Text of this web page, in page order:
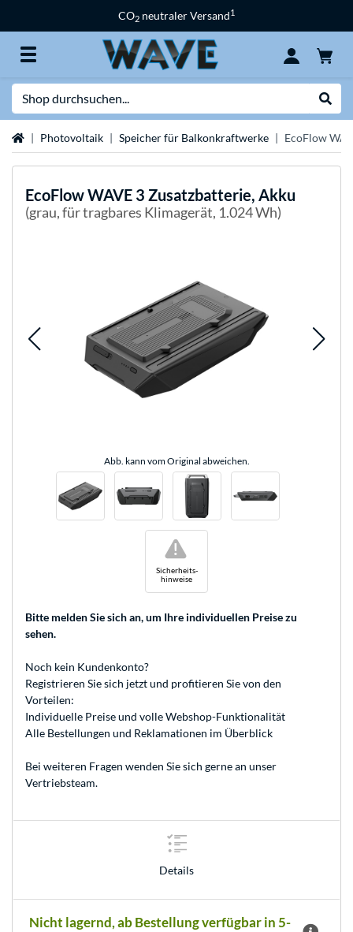
CO2 neutraler Versand1
StartseitePhotovoltaik Speicher für Balkonkraftwerke EcoFlow
EcoFlowWAVE 3 Zusatzbatterie, Akku
(grau, für tragbares Klimagerät, 1.024 Wh)
Abb. kann vom Original abweichen.
Sicherheits-
hinweise
!
Bitte melden Sie sich an, um Ihre individuellen Preise zu
sehen.
Noch kein Kundenkonto?
Registrieren Sie sich jetzt und profitieren Sie von den
Vorteilen:
Individuelle Preise und volle Webshop-Funktionalität
Alle Bestellungen und Reklamationen im Überblick
Bei weiteren Fragen wenden Sie sich gerne an unser
Vertriebsteam.
Details
Nicht lagernd, ab Bestellung verfügbar in 5-